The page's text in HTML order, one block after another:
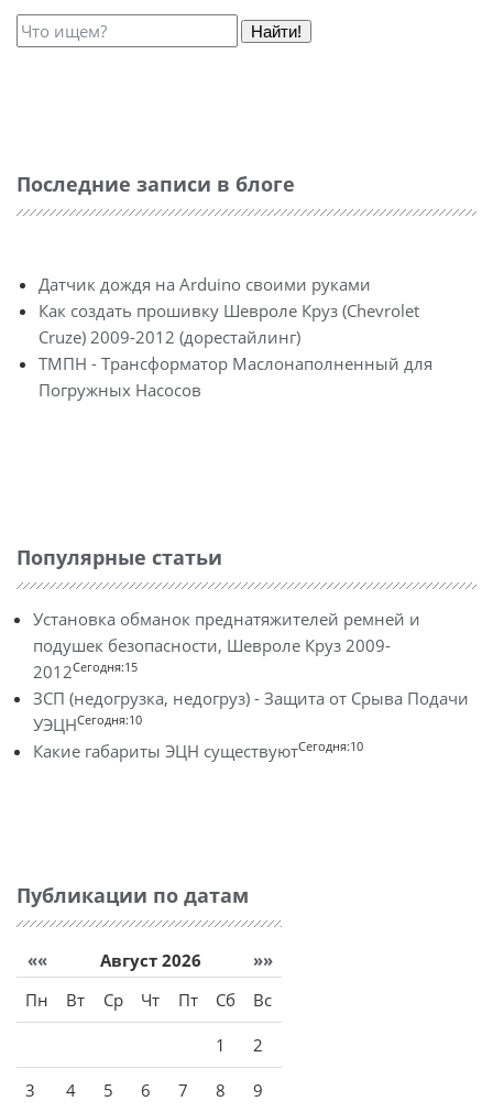
Найти!
Последние записи в блоге
Датчик дождя на Arduino своими руками
Как создать прошивку Шевроле Круз (Chevrolet
Cruze) 2009-2012 (дорестайлинг)
ТМПН - Трансформатор Маслонаполненный для
Погружных Насосов
Популярные статьи
Установка обманок преднатяжителей ремней и
подушек безопасности, Шевроле Круз 2009-
2012Сегодня:15
ЗСП (недогрузка, недогруз) - Защита от Срыва Подачи
УЭЦНСегодня:10
Какие габариты ЭЦН существуютСегодня:10
Публикации по датам
«« Август 2026
»»
Пн
Вт Ср Чт Пт Сб Вс
1 2
3 4 5 6 7 8 9